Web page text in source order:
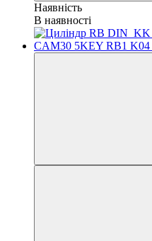
Наявність
В наявності